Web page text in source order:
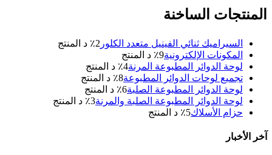
المنتجات الساخنة
السيراميك ثنائي الفينيل متعدد الكلور 2٪ د المنتج
المكونات الإلكترونية9٪ د المنتج
لوحة الدوائر المطبوعة المرنة4٪ د المنتج
تجميع لوحات الدوائر المطبوعة8٪ د المنتج
لوحة الدوائر المطبوعة الصلبة6٪ د المنتج
لوحة الدوائر المطبوعة الصلبة والمرنة3٪ د المنتج
حزام الأسلاك5٪ د المنتج
آخر الأخبار